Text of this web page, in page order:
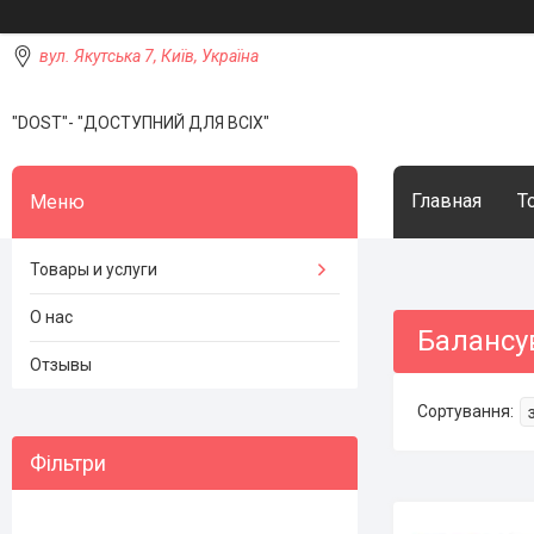
вул. Якутська 7, Київ, Україна
"DOST"- "ДОСТУПНИЙ ДЛЯ ВСІХ"
Главная
Товары и услуги
О нас
Отзывы
Фільтри